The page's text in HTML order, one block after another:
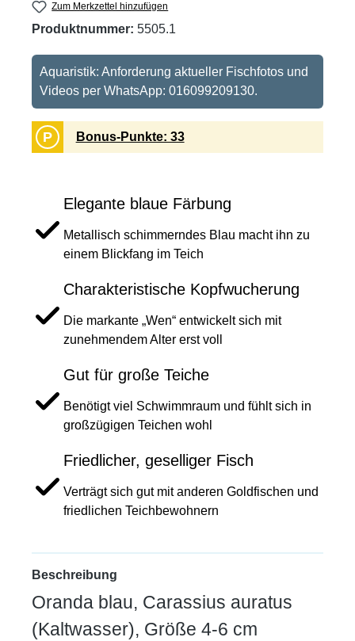
Zum Merkzettel hinzufügen
Produktnummer: 5505.1
Aquaristik: Anforderung aktueller Fischfotos und
Videos per WhatsApp: 016099209130.
P Bonus-Punkte: 33
Elegante blaue Färbung
Metallisch schimmerndes Blau macht ihn zu
einem Blickfang im Teich
Charakteristische Kopfwucherung
Die markante „Wen“ entwickelt sich mit
zunehmendem Alter erst voll
Gut für große Teiche
Benötigt viel Schwimmraum und fühlt sich in
großzügigen Teichen wohl
Friedlicher, geselliger Fisch
Verträgt sich gut mit anderen Goldfischen und
friedlichen Teichbewohnern
Beschreibung
Oranda blau, Carassius auratus
(Kaltwasser), Größe 4-6 cm